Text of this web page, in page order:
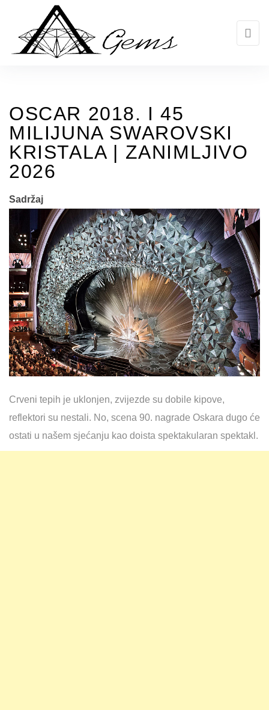
OSCAR 2018. I 45
MILIJUNA SWAROVSKI
KRISTALA | ZANIMLJIVO
2026
Sadržaj
Crveni tepih je uklonjen, zvijezde su dobile kipove,
reflektori su nestali. No, scena 90. nagrade Oskara dugo će
ostati u našem sjećanju kao doista spektakularan spektakl.